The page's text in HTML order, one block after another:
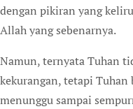
dengan pikiran yang
Allah yang sebenarnya.
Namun, ternyata Tuhan
kekurangan, tetapi
menunggu sampai